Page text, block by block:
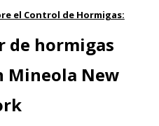
el Control de Hormigas:
de hormigas
Mineola New